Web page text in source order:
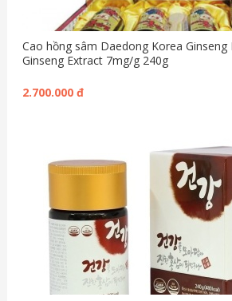
Cao hồng sâm Daedong Korea Ginseng
Ginseng Extract 7mg/g 240g
2.700.000 đ